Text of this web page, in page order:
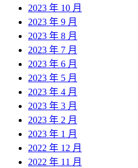
2023 年 10 月
2023 年 9 月
2023 年 8 月
2023 年 7 月
2023 年 6 月
2023 年 5 月
2023 年 4 月
2023 年 3 月
2023 年 2 月
2023 年 1 月
2022 年 12 月
2022 年 11 月